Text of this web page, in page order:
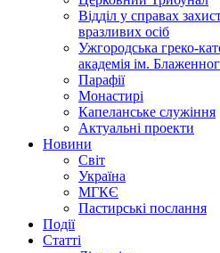
Відділ у справах
вразливих осіб
Ужгородська греко-
академія ім.
Парафії
Монастирі
Капеланське служіння
Актуальні проекти
Новини
Світ
Україна
МГКЄ
Пастирські послання
Події
Статті